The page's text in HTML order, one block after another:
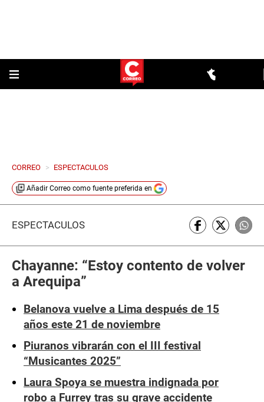
CORREO > ESPECTACULOS
Añadir Correo como fuente preferida en
ESPECTÁCULOS
Chayanne: “Estoy contento de volver
a Arequipa”
Belanova vuelve a Lima después de 15
años este 21 de noviembre
Piuranos vibrarán con el III festival
“Musicantes 2025”
Laura Spoya se muestra indignada por
robo a Furrey tras su grave accidente